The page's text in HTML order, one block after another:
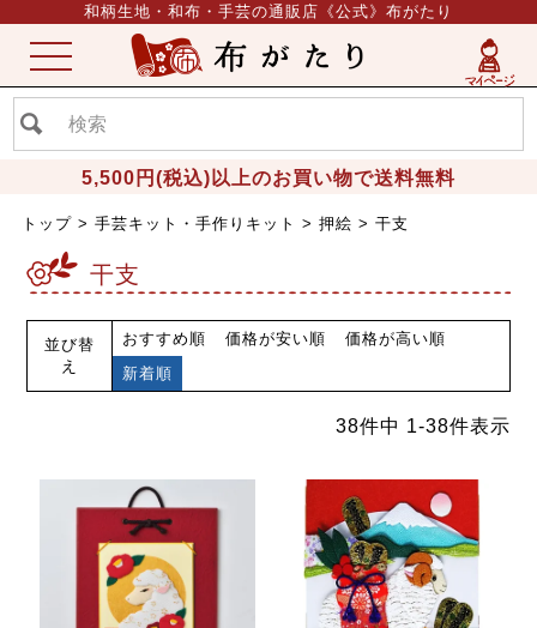
和柄生地・和布・手芸の通販店《公式》布がたり
5,500円(税込)以上のお買い物で送料無料
ME
NU
トップ 手芸キット・手作りキット 押絵 干支
干支
並び替
え
おすすめ順 価格が安い順
価格が高い順
新着順
38件中 1-38件表示